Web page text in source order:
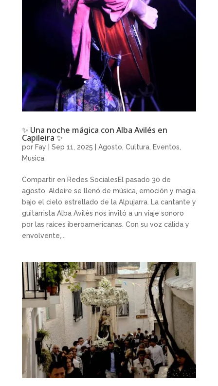
✨ Una noche mágica con Alba Avilés en
Capileira ✨
por Fay Sep 11, 2025 Agosto Cultura, Eventos
Musica
Compartir en Redes SocialesEl pasado 30 de
agosto, Aldeire se llenó de música, emoción y magia
bajo el cielo estrellado de la Alpujarra. La cantante y
guitarrista Alba Avilés nos invitó a un viaje sonoro
por las raíces iberoamericanas. Con su voz cálida y
envolvente,...